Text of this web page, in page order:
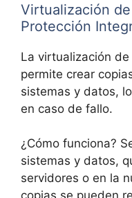
Virtualización
Protección
La virtualización
permite crear
sistemas y datos,
en caso de fallo.
¿Cómo funciona?
sistemas y datos,
servidores o en la